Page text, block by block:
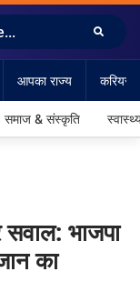
आपका राज्य करियर
समाज & संस्कृति
भाजपा
का